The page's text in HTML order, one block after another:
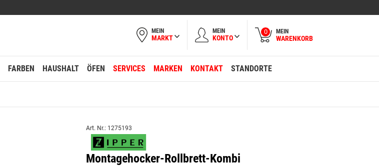
MEIN
MARKT
MEIN
KONTO
0 MEIN
WARENKORB
FARBEN HAUSHALT ÖFEN SERVICES MARKEN KONTAKT STANDORTE
Art. Nr.: 1275193
Montagehocker-Rollbrett-Kombi